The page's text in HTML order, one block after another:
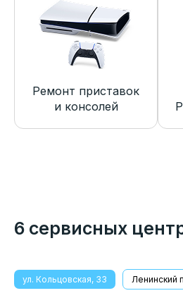
Ремонт приставок
и консолей
6 сервисных
ул. Кольцовская, 33 Ленинский